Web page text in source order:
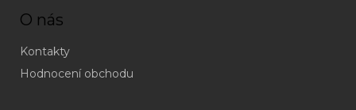
O nás
Kontakty
Hodnocení obchodu